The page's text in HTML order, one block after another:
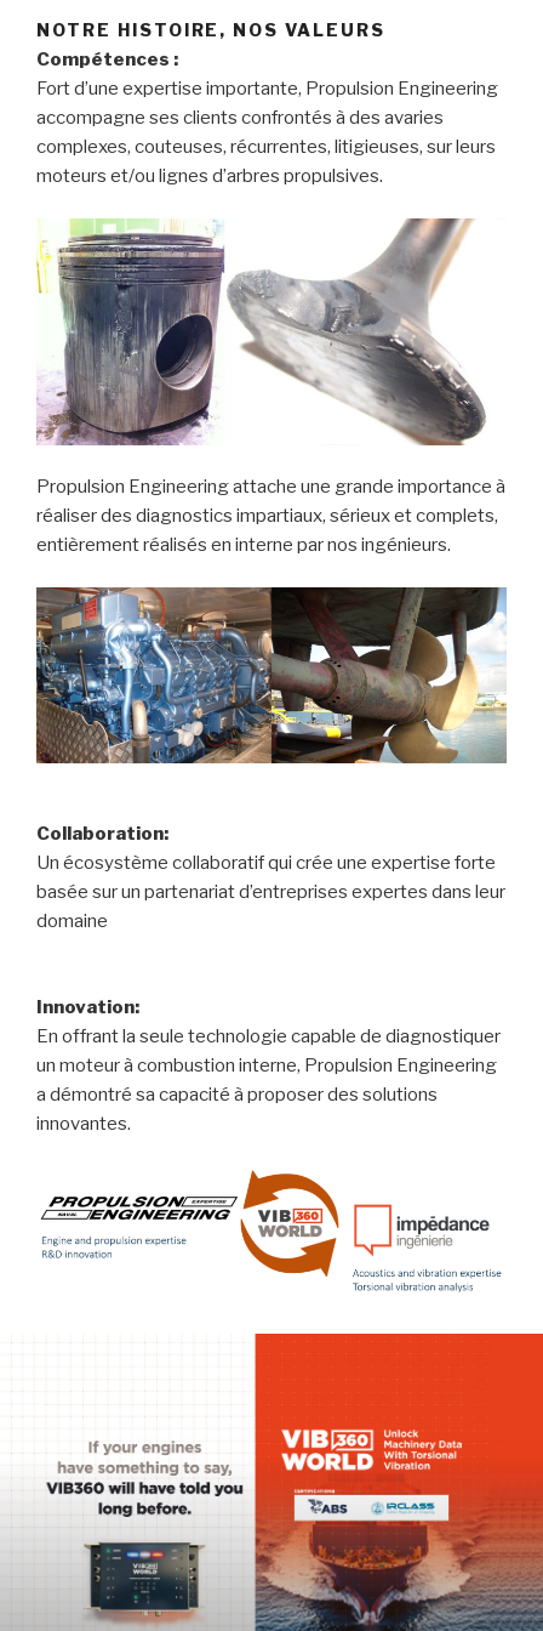
NOTRE HISTOIRE, NOS VALEURS
Compétences :
Fort d’une expertise importante, Propulsion Engineering
accompagne ses clients confrontés à des avaries
complexes, couteuses, récurrentes, litigieuses, sur leurs
moteurs et/ou lignes d’arbres propulsives.
Propulsion Engineering attache une grande importance à
réaliser des diagnostics impartiaux, sérieux et complets,
entièrement réalisés en interne par nos ingénieurs.
Collaboration:
Un écosystème collaboratif qui crée une expertise forte
basée sur un partenariat d’entreprises expertes dans leur
domaine
Innovation:
En offrant la seule technologie capable de diagnostiquer
un moteur à combustion interne, Propulsion Engineering
a démontré sa capacité à proposer des solutions
innovantes.